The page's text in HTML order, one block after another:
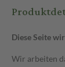
Diese Seite
Wir arbeiten